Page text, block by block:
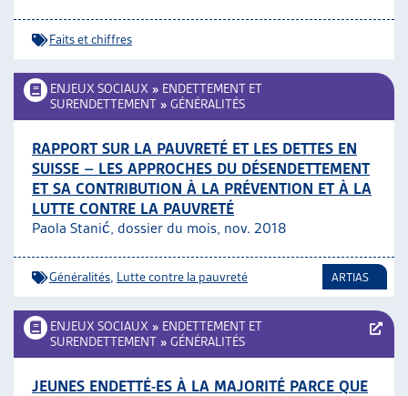
Faits et chiffres
ENJEUX SOCIAUX » ENDETTEMENT ET
SURENDETTEMENT » GÉNÉRALITÉS
RAPPORT SUR LA PAUVRETÉ ET LES DETTES EN
SUISSE – LES APPROCHES DU DÉSENDETTEMENT
ET SA CONTRIBUTION À LA PRÉVENTION ET À LA
LUTTE CONTRE LA PAUVRETÉ
Paola Stanić, dossier du mois, nov. 2018
Généralités Lutte contre la pauvreté ARTIAS
ENJEUX SOCIAUX » ENDETTEMENT ET
SURENDETTEMENT » GÉNÉRALITÉS
JEUNES ENDETTÉ-ES À LA MAJORITÉ PARCE QUE